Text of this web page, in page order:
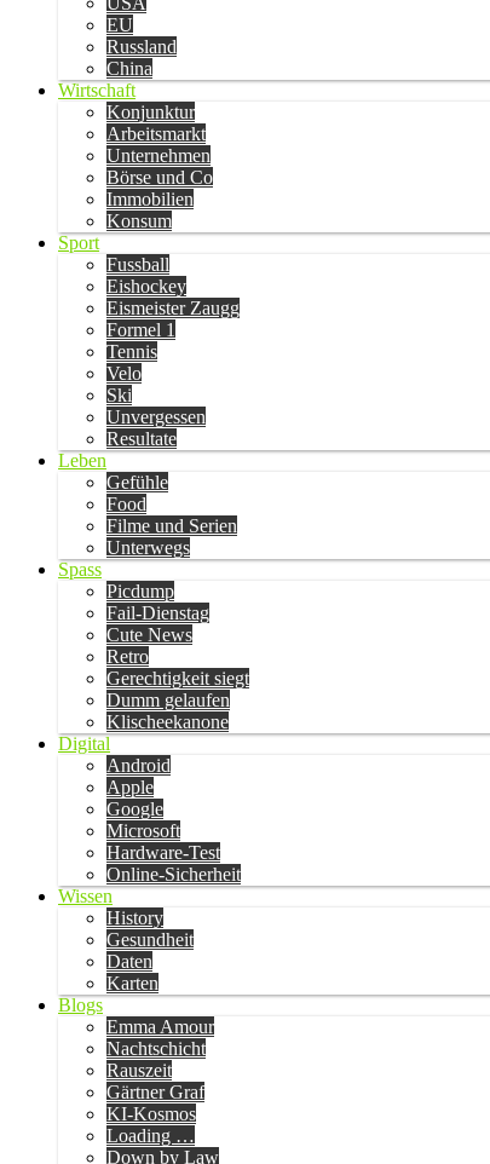
EU
Russland
China
Wirtschaft
Konjunktur
Arbeitsmarkt
Unternehmen
Börse und Co
Immobilien
Konsum
Sport
Fussball
Eishockey
Eismeister Zaugg
Formel 1
Tennis
Velo
Ski
Unvergessen
Resultate
Leben
Gefühle
Food
Filme und Serien
Unterwegs
Spass
Picdump
Fail-Dienstag
Cute News
Retro
Gerechtigkeit siegt
Dumm gelaufen
Klischeekanone
Digital
Android
Apple
Google
Microsoft
Hardware-Test
Online-Sicherheit
Wissen
History
Gesundheit
Daten
Karten
Blogs
Emma Amour
Nachtschicht
Rauszeit
Gärtner Graf
KI-Kosmos
Loading …
Down by Law